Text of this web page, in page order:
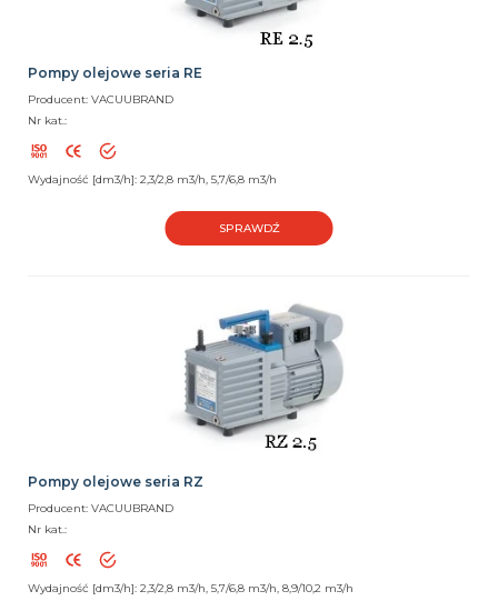
Pompy olejowe seria RE
Producent: VACUUBRAND
Nr kat.:
Wydajność [dm3/h]: 2,3/2,8 m3/h, 5,7/6,8 m3/h
SPRAWDŹ
Pompy olejowe seria RZ
Producent: VACUUBRAND
Nr kat.:
Wydajność [dm3/h]: 2,3/2,8 m3/h, 5,7/6,8 m3/h, 8,9/10,2 m3/h